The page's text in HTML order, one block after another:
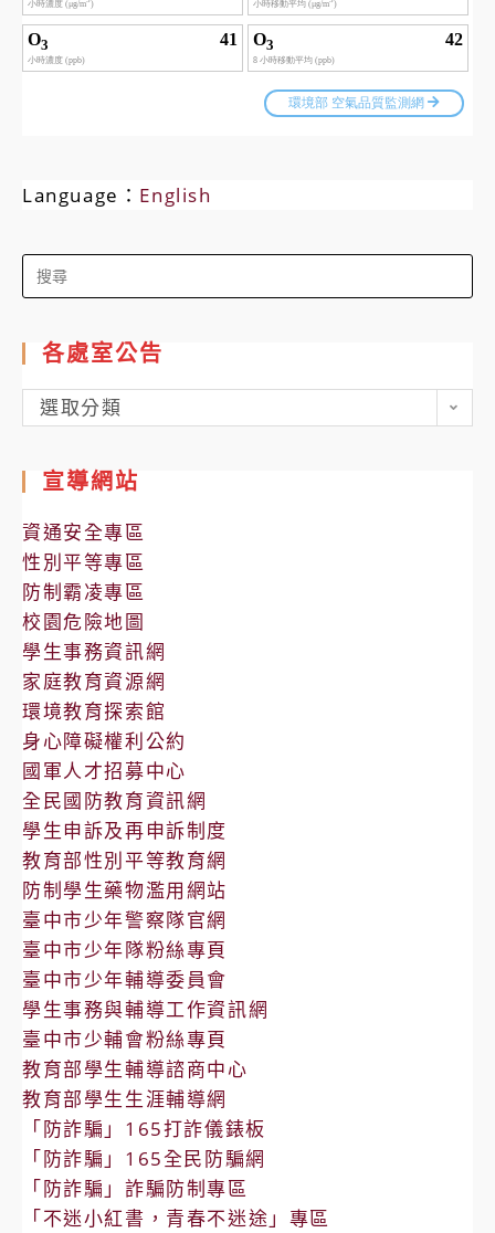
Language： English
Search
for:
各處室公告
各
處
公
告
選取分類
宣導網站
資通安全專區
性別平等專區
防制霸凌專區
校園危險地圖
學生事務資訊網
家庭教育資源網
環境教育探索館
身心障礙權利公約
國軍人才招募中心
全民國防教育資訊網
學生申訴及再申訴制度
教育部性別平等教育網
防制學生藥物濫用網站
臺中市少年警察隊官網
臺中市少年隊粉絲專頁
臺中市少年輔導委員會
學生事務與輔導工作資訊網
臺中市少輔會粉絲專頁
教育部學生輔導諮商中心
教育部學生生涯輔導網
「防詐騙」165打詐儀錶板
「防詐騙」165全民防騙網
「防詐騙」詐騙防制專區
「不迷小紅書，青春不迷途」專區